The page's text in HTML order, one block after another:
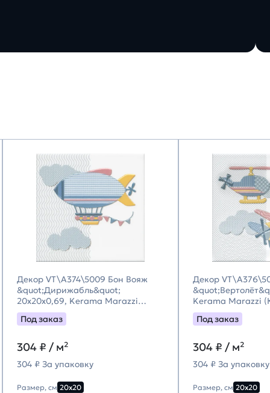
Декор VT\A374\5009 Бон Вояж
&quot;Дирижабль&quot;
20x20x0,69, Kerama Marazzi
(Керама Марацци)
Под заказ
304 ₽ / м²
304 ₽ За упаковку
Размер, см 20х20
Декор
Kerama Marazzi
Марацци)
Под заказ
304 ₽ / м²
304 ₽ За упаковку
Размер, см 20х20